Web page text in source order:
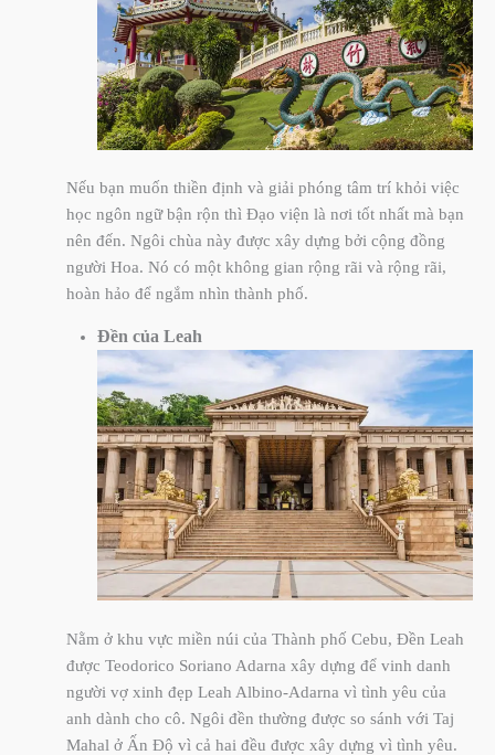
Nếu bạn muốn thiền định và giải phóng tâm trí khỏi việc
học ngôn ngữ bận rộn thì Đạo viện là nơi tốt nhất mà bạn
nên đến. Ngôi chùa này được xây dựng bởi cộng đồng
người Hoa. Nó có một không gian rộng rãi và rộng rãi,
hoàn hảo để ngắm nhìn thành phố.
Đền của Leah
Nằm ở khu vực miền núi của Thành phố Cebu, Đền Leah
được Teodorico Soriano Adarna xây dựng để vinh danh
người vợ xinh đẹp Leah Albino-Adarna vì tình yêu của
anh dành cho cô. Ngôi đền thường được so sánh với Taj
Mahal ở Ấn Độ vì cả hai đều được xây dựng vì tình yêu.